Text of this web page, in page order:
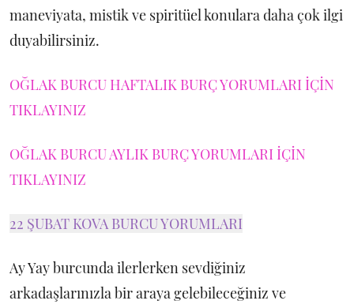
maneviyata, mistik ve spiritüel konulara daha çok ilgi
duyabilirsiniz.
OĞLAK BURCU HAFTALIK BURÇ YORUMLARI İÇİN
TIKLAYINIZ
OĞLAK BURCU AYLIK BURÇ YORUMLARI İÇİN
TIKLAYINIZ
22 ŞUBAT KOVA BURCU YORUMLARI
Ay Yay burcunda ilerlerken sevdiğiniz
arkadaşlarınızla bir araya gelebileceğiniz ve